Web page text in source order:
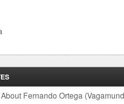
Fernando Ortega